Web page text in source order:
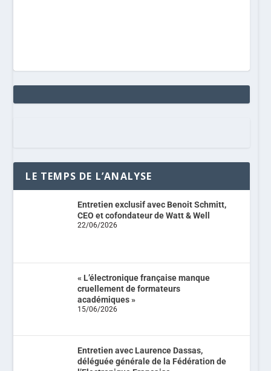
LE TEMPS DE L’ANALYSE
Entretien exclusif avec Benoit Schmitt,
CEO et cofondateur de Watt & Well
22/06/2026
« L’électronique française manque
cruellement de formateurs
académiques »
15/06/2026
Entretien avec Laurence Dassas,
déléguée générale de la Fédération de